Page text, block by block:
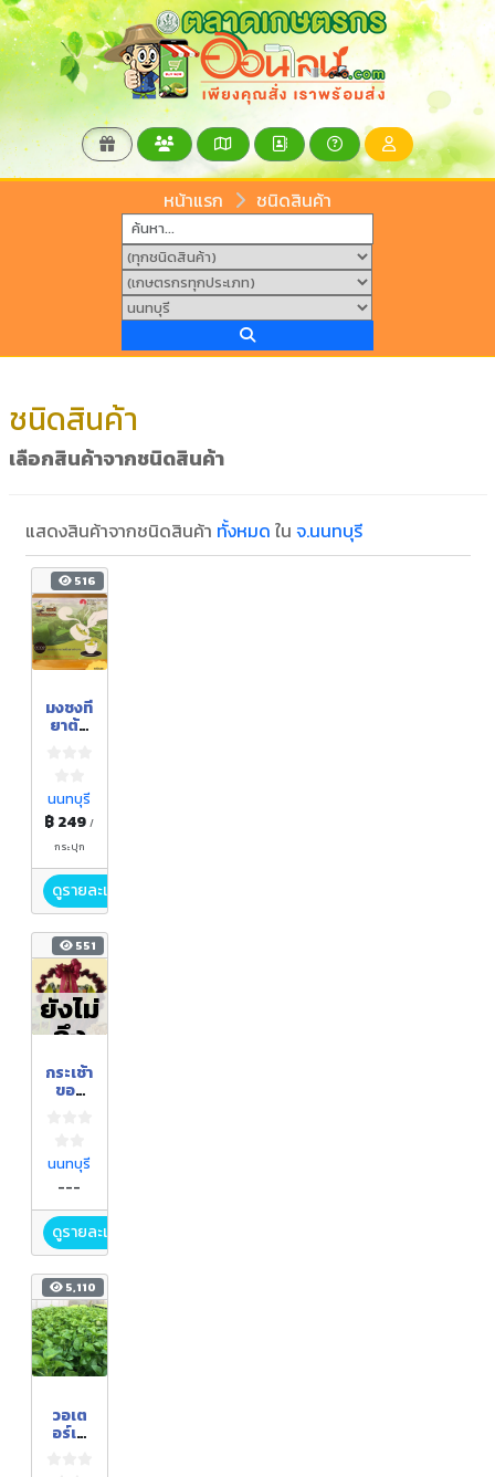
หน้าแรก ชนิดสินค้า
ชนิดสินค้า
เลือกสินค้าจากชนิดสินค้า
แสดงสินค้าจากชนิดสินค้า ทั้งหมด ใน จ.นนทบุรี
516
มงชงที
ยาต้ม
นนทบุรี
฿ 249/
กระปุก
ดูรายละเอียด
551
ยังไม่
ถึง
ฤดูกา
ล
กระเช้า
ของ
นนทบุรี
---
ดูรายละเอียด
5,110
วอเต
อร์เค